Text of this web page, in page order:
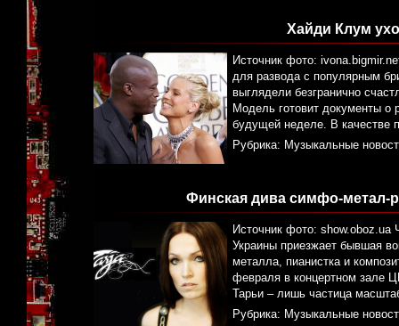
Хайди Клум
Источник фото:
для развода с популярным
выглядели безгранично
Модель готовит документы
будущей неделе. В качестве
Рубрика: Музыкальные
Финская дива симфо-метал-
Источник фото: show.oboz.ua
Украины приезжает бывшая
металла, пианистка и
февраля в концертном зале
Тарьи – лишь частица
Рубрика: Музыкальные